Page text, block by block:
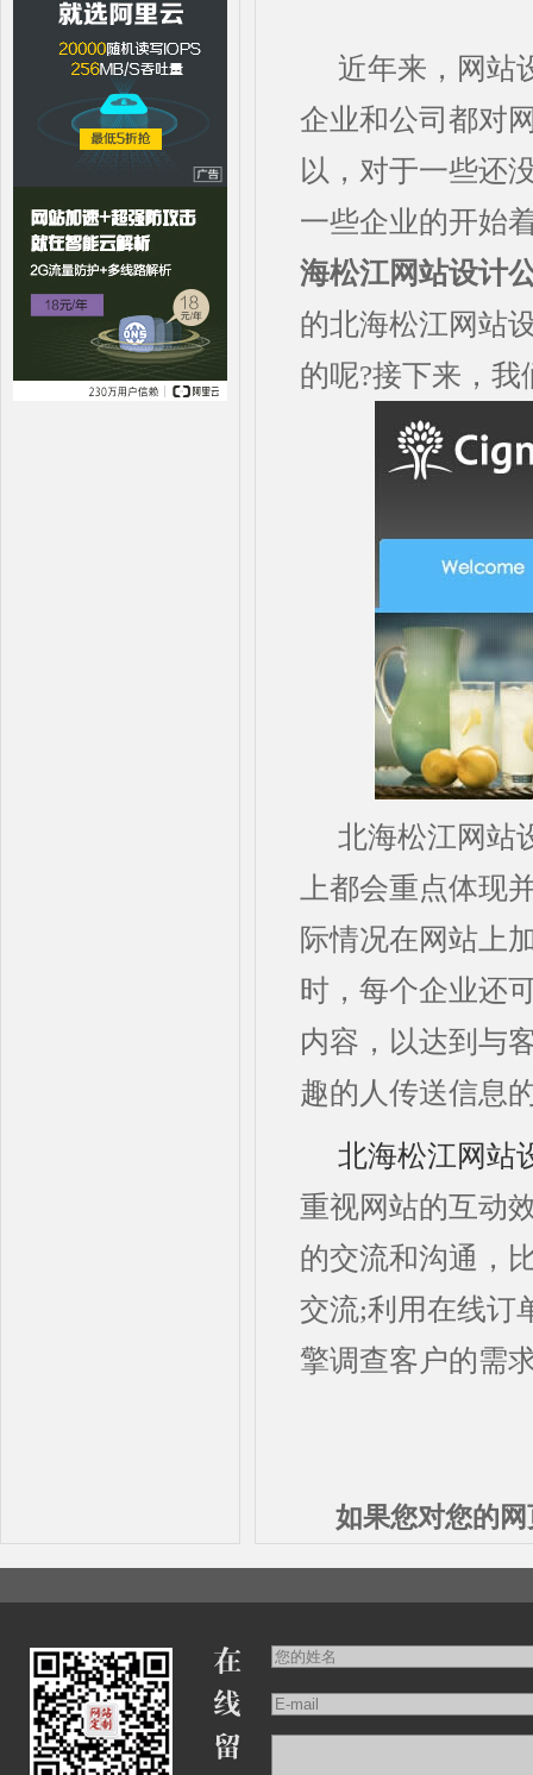
近年来，网站
企业和公司都对
以，对于一些还
一些企业的开始
海松江网站设计
的北海松江网站
的呢?接下来，
北海松江网站
上都会重点体现
际情况在网站上
时，每个企业还
内容，以达到与
趣的人传送信息
北海松江网站
重视网站的互动
的交流和沟通，
交流;利用在线订
擎调查客户的需
如果您对您的
司您最大程度的预
的目的，是以广告
还是展示型的？风
本文关键词：北海